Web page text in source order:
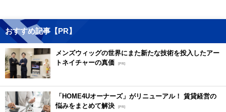
おすすめ記事【PR】
メンズウィッグの世界にまた新たな技術を投入したアー
トネイチャーの真価 [PR]
「HOME4Uオーナーズ」がリニューアル！ 賃貸経営の
悩みをまとめて解決 [PR]